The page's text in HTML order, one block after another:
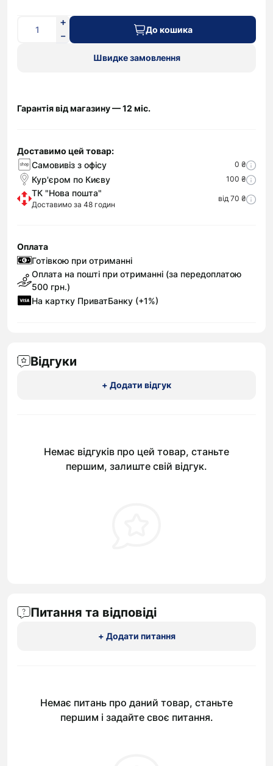
До кошика
Швидке замовлення
Гарантія від магазину — 12 міс.
Доставимо цей товар:
Самовивіз з офісу
0 ₴
Кур'єром по Києву 100 ₴
ТК "Нова пошта"
Доставимо за 48 годин
від 70 ₴
Оплата
Готівкою при отриманні
Оплата на пошті при отриманні (за передоплатою
500 грн.)
На картку ПриватБанку (+1%)
Відгуки
+ Додати відгук
Немає відгуків про цей товар, станьте
першим, залиште свій відгук.
Питання та відповіді
+ Додати питання
Немає питань про даний товар, станьте
першим і задайте своє питання.